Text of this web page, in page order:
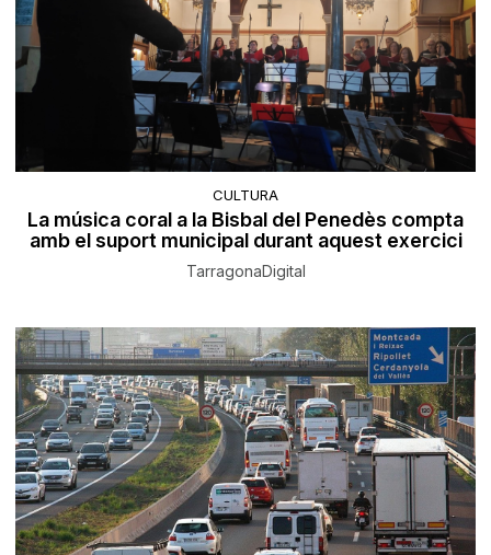
CULTURA
La música coral a la Bisbal del Penedès compta
amb el suport municipal durant aquest exercici
TarragonaDigital